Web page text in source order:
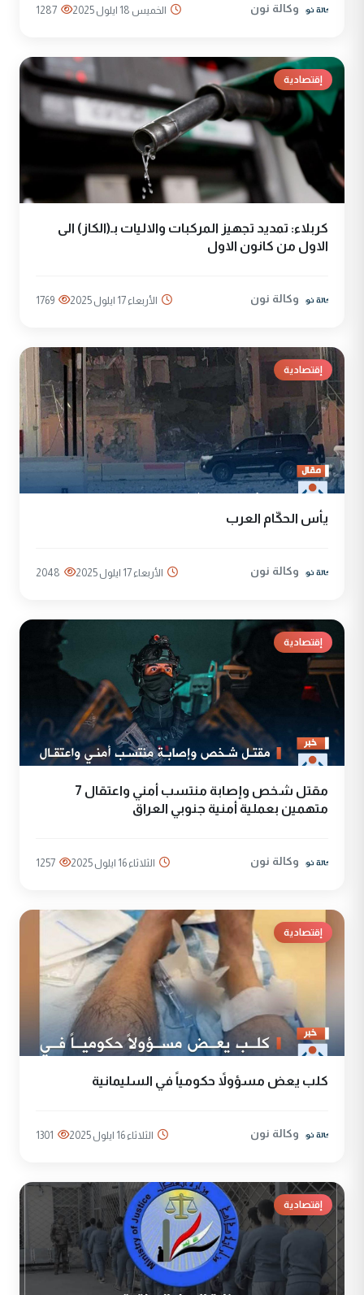
وكالة نون الخميس 18 ايلول 2025 1287
إقتصادية
كربلاء: تمديد تجهيز المركبات والاليات بـ(الكاز) الى
الاول من كانون الاول
وكالة نون الأربعاء 17 ايلول 2025 1769
إقتصادية
يأس الحكّام العرب
وكالة نون الأربعاء 17 ايلول 2025 2048
إقتصادية
مقتل شخص وإصابة منتسب أمني واعتقال 7
متهمين بعملية أمنية جنوبي العراق
وكالة نون الثلاثاء 16 ايلول 2025 1257
إقتصادية
كلب يعض مسؤولاً حكومياً في السليمانية
وكالة نون الثلاثاء 16 ايلول 2025 1301
إقتصادية